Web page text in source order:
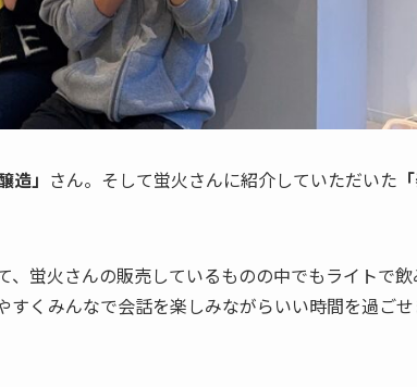
造」 さん。そして蛍火さんに紹介していただいた
、蛍火さんの販売しているものの中でもライトで
くみんなで会話を楽しみながらいい時間を過ごせ